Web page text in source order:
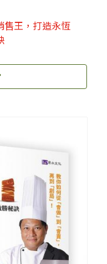
售王，打造永恆